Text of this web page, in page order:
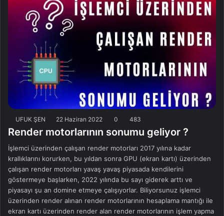
UFUK ŞEN 22 Haziran 2022 0 483
Render motorlarının sonumu geliyor ?
İşlemci üzerinden çalışan render motorları 2017 yılına kadar
krallıklarını korurken, bu yıldan sonra GPU (ekran kartı) üzerinden
çalışan render motorları yavaş yavaş piyasada kendilerini
göstermeye başlarken, 2022 yılında bu sayı giderek arttı ve
piyasayı şu an domine etmeye çalışıyorlar. Biliyorsunuz işlemci
üzerinden render alınan render motorlarının hesaplama mantığı ile
ekran kartı üzerinden render alan render motorlarının işlem yapma